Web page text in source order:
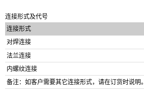
连接形式及代号
连接形式
对焊连接
法兰连接
内螺纹连接
备注：如客户需要其它连接形式，请在订货时说明。